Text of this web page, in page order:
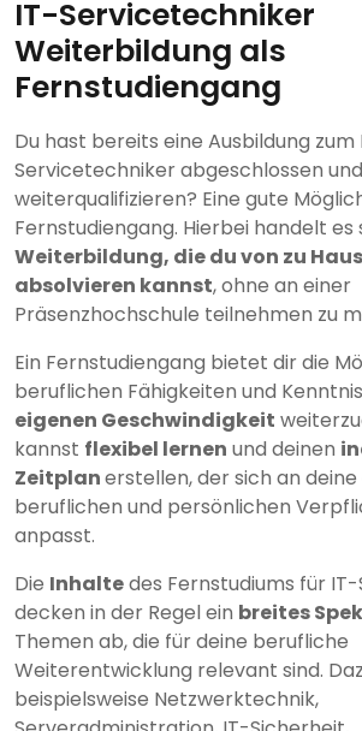
IT-Servicetechniker
Weiterbildung als
Fernstudiengang
Du hast bereits eine Ausbildung zum
Servicetechniker abgeschlossen
weiterqualifizieren? Eine gute
Fernstudiengang. Hierbei handelt es
Weiterbildung, die du von zu
absolvieren kannst, ohne an einer
Präsenzhochschule teilnehmen zu
Ein Fernstudiengang bietet dir die
beruflichen Fähigkeiten und
eigenen Geschwindigkeit
kannst flexibel lernen und deinen
Zeitplanerstellen, der sich an
beruflichen und persönlichen
anpasst.
Die Inhaltedes Fernstudiums für
decken in der Regel ein breites
Themen ab, die für deine berufliche
Weiterentwicklung relevant sind.
beispielsweise Netzwerktechnik,